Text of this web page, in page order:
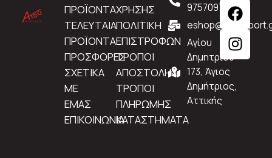
ΠΡΟΪΟΝΤΑ
ΤΕΛΕΥΤΑΙΑ
ΠΡΟΪΟΝΤΑ
ΠΡΟΣΦΟΡΕΣ
ΣΧΕΤΙΚΑ
ΜΕ
ΕΜΑΣ
ΕΠΙΚΟΙΝΩΝΙΑ
ΧΡΗΣΗΣ
ΠΟΛΙΤΙΚΗ
ΕΠΙΣΤΡΟΦΩΝ
ΤΡΟΠΟΙ
ΑΠΟΣΤΟΛΗΣ
ΤΡΟΠΟΙ
ΠΛΗΡΩΜΗΣ
ΚΑΤΑΣΤΗΜΑΤΑ
9757097
Αγίου
Δημητρίου
173, Άγιος
Δημήτριος,
Αττικής